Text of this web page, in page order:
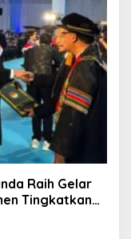
Raih Gelar
Tingkatkan